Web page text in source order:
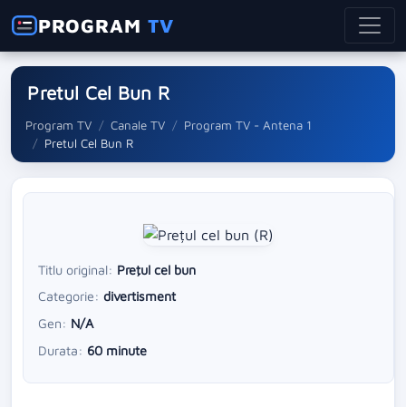
PROGRAMTV
Pretul Cel Bun R
Program TV Canale TV
Program TV - Antena 1
Pretul Cel Bun R
Titlu original: Preţul cel bun
Categorie: divertisment
Gen: N/A
Durata: 60 minute